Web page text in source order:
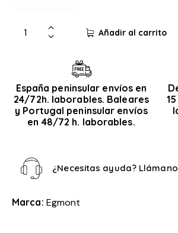
Añadir al carrito
España peninsular envíos en
24/72h. laborables. Baleares
y Portugal peninsular envíos
en 48/72 h. laborables.
¿Necesitas ayuda?
Marca: Egmont